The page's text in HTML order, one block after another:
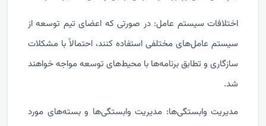
اختلافات سیستم عامل: در صورتی که اعضای تیم توسعه از
سیستم عامل‌های مختلفی استفاده کنند، احتمالاً با مشکلات
سازگاری و تطابق برنامه‌ها با محیط‌های توسعه مواجه خواهند
شد.
مدیریت وابستگی‌ها: مدیریت وابستگی‌ها و بسته‌های مورد